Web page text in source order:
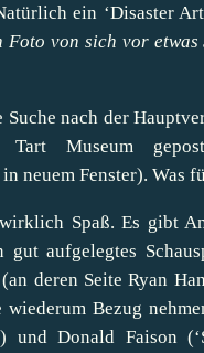
ein ‘Disaster
von sich vor etwas
nach der
Museum
neuem Fenster). Was
Spaß. Es gibt
aufgelegtes
deren Seite Ryan
Bezug
Donald Faison